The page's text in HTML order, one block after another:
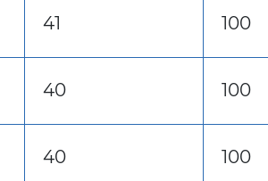
41 100
40 100
40 100